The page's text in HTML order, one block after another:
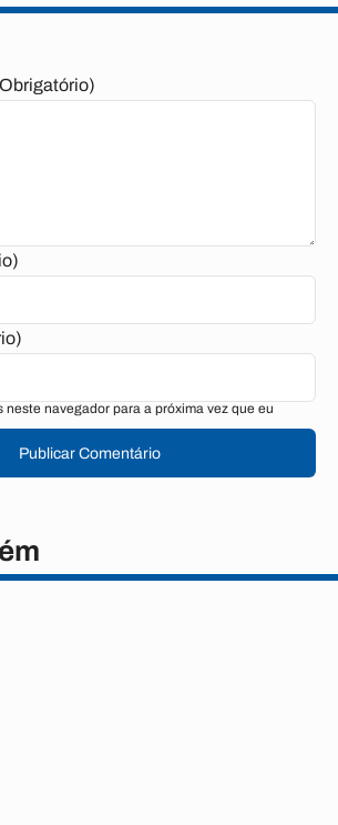
neste navegador para a próxima vez que eu
Publicar Comentário